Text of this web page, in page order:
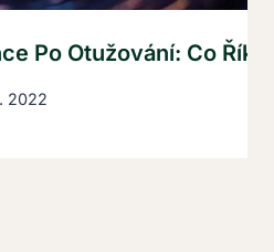
Po Otužování: Co Říká
2022